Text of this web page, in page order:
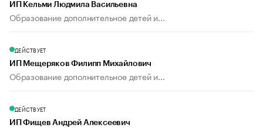
ИП Кельми Людмила Васильевна
Образование дополнительное детей и...
ДЕЙСТВУЕТ
ИП Мещеряков Филипп Михайлович
Образование дополнительное детей и...
ДЕЙСТВУЕТ
ИП Фищев Андрей Алексеевич